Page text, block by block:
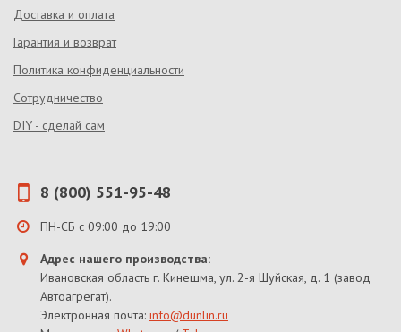
Доставка и оплата
Гарантия и возврат
Политика конфиденциальности
Сотрудничество
DIY - сделай сам
8 (800) 551-95-48
ПН-СБ с 09:00 до 19:00
Адрес нашего производства:
Ивановская область г. Кинешма, ул. 2-я Шуйская, д. 1 (завод
Автоагрегат).
Электронная почта: info@dunlin.ru